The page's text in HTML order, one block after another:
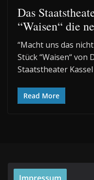
Das
“Waisen“ die
“Macht uns das
Stück “Waisen“ von
Staatstheater
Read More